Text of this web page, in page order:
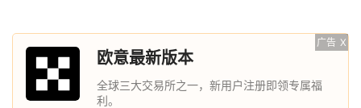
广告 X
欧意最新版本
全球三大交易所之一，新用户注册即领专属福
利。